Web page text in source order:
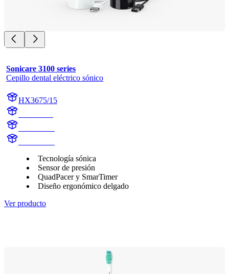
Sonicare 3100 series
Cepillo dental eléctrico sónico
HX3675/15
Tecnología sónica
Sensor de presión
QuadPacer y SmarTimer
Diseño ergonómico delgado
Ver producto